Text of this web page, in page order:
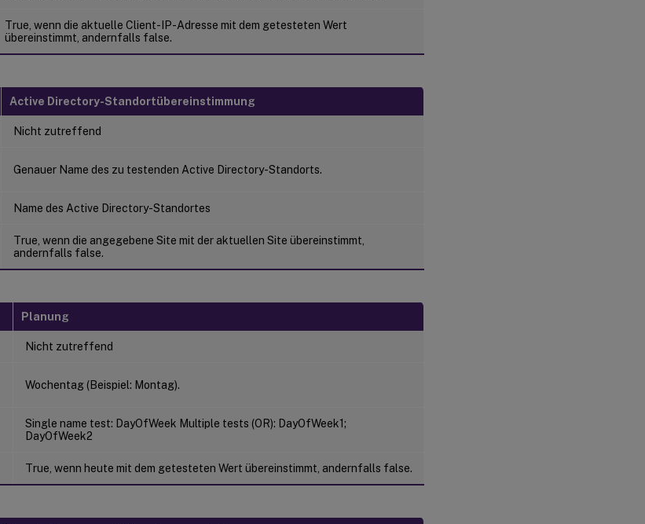
True, wenn die aktuelle Client-IP-Adresse mit dem getesteten Wert
übereinstimmt, andernfalls false.
Active Directory-Standortübereinstimmung
Nicht zutreffend
Genauer Name des zu testenden Active Directory-Standorts.
Name des Active Directory-Standortes
True, wenn die angegebene Site mit der aktuellen Site übereinstimmt,
andernfalls false.
Planung
Nicht zutreffend
Wochentag (Beispiel: Montag).
Single name test: DayOfWeek Multiple tests (OR): DayOfWeek1;
DayOfWeek2
True, wenn heute mit dem getesteten Wert übereinstimmt, andernfalls false.